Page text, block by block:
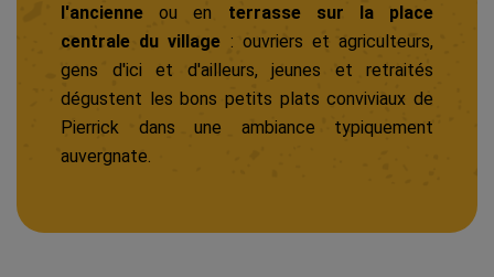
l'ancienne ou en terrasse sur la place
centrale du village : ouvriers et agriculteurs,
gens d'ici et d'ailleurs, jeunes et retraités
dégustent les bons petits plats conviviaux de
Pierrick dans une ambiance typiquement
auvergnate.